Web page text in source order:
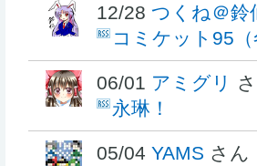
12/28 つくね＠鈴
コミケット95
06/01 アミグリ
永琳！
05/04 YAMS さん